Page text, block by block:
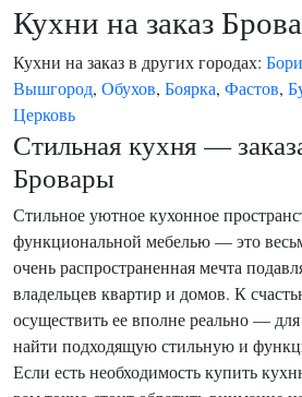
Кухни на заказ
Кухни на заказ в других городах:
Вышгород, Обухов, Боярка, Фастов,
Церковь
Стильная кухня —
Бровары
Стильное уютное кухонное
функциональной мебелью — это
очень распространенная мечта
владельцев квартир и домов. К
осуществить ее вполне реально —
найти подходящую стильную и
Если есть необходимость купить